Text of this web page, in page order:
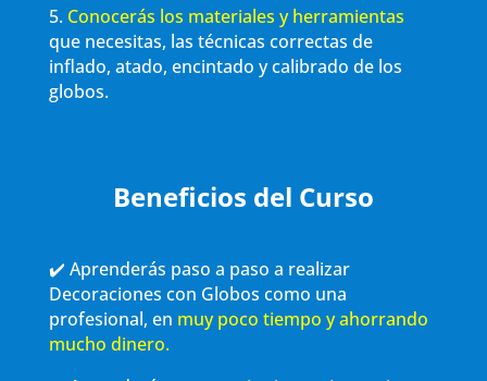
5. Conocerás los materiales y herramientas
que necesitas, las técnicas correctas de
inflado, atado, encintado y calibrado de los
globos.
Beneficios del Curso
✔️ Aprenderás paso a paso a realizar
Decoraciones con Globos como una
profesional, en muy poco tiempo y ahorrando
mucho dinero.